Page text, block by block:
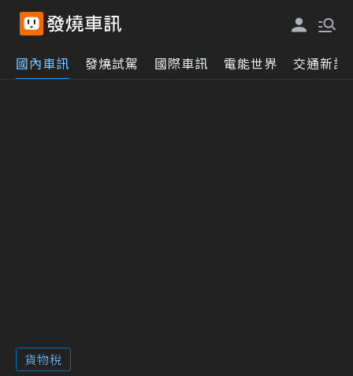
國內車訊 發燒試駕 國際車訊 電能世界 交通新訊
貨物稅